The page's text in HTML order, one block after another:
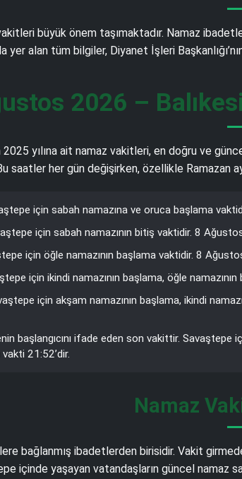
büyük önem taşımaktadır. Namaz
yer alan tüm bilgiler, Diyanet İşleri
2026 –
yılına ait namaz vakitleri, en doğru ve
saatler her gün değişirken, özellikle
için sabah namazına ve oruca başlama
için sabah namazının bitiş vaktidir. 8
için öğle namazının başlama vaktidir. 8
için ikindi namazının başlama, öğle
için akşam namazının başlama, ikindi
başlangıcını ifade eden son vakittir.
21:52’dir.
Namaz
bağlanmış ibadetlerden birisidir. Vakit
içinde yaşayan vatandaşların güncel